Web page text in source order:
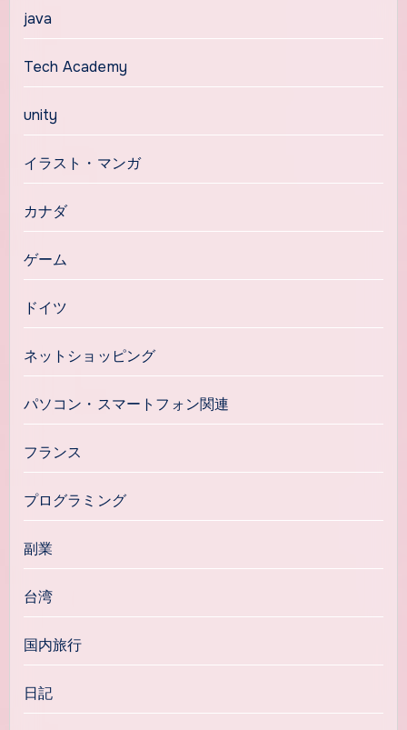
java
Tech Academy
unity
イラスト・マンガ
カナダ
ゲーム
ドイツ
ネットショッピング
パソコン・スマートフォン関連
フランス
プログラミング
副業
台湾
国内旅行
日記